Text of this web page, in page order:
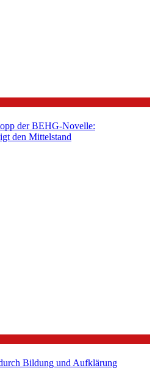
der BEHG-Novelle:
den Mittelstand
Bildung und Aufklärung